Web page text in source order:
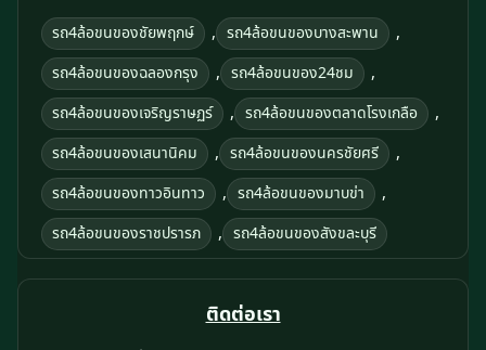
รถ4ล้อขนของชัยพฤกษ์ , รถ4ล้อขนของบางสะพาน ,
รถ4ล้อขนของฉลองกรุง , รถ4ล้อขนของ24ชม ,
รถ4ล้อขนของเจริญราษฏร์ , รถ4ล้อขนของตลาดโรงเกลือ ,
รถ4ล้อขนของเสนานิคม , รถ4ล้อขนของนครชัยศรี ,
รถ4ล้อขนของทาวอินทาว , รถ4ล้อขนของมาบข่า ,
รถ4ล้อขนของราชปรารภ , รถ4ล้อขนของสังขละบุรี
ติดต่อเรา